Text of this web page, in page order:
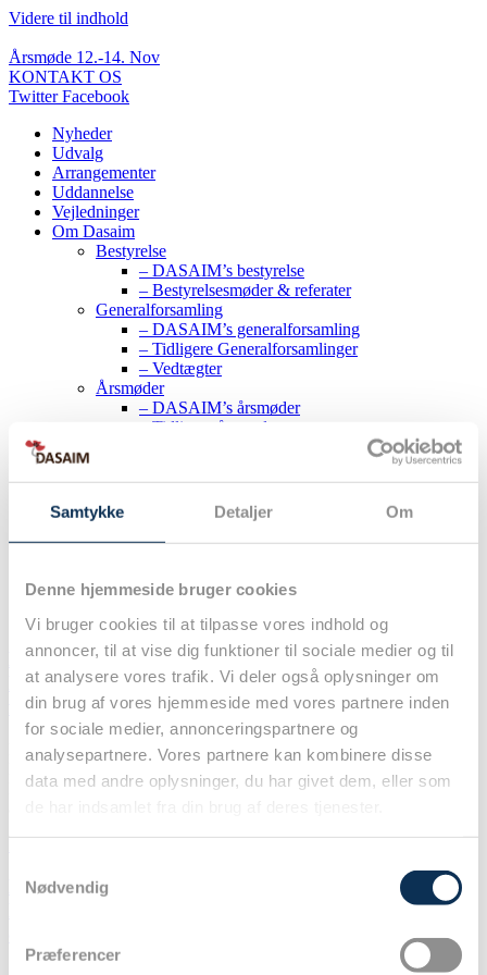
Samtykke Detaljer Om
Denne hjemmeside bruger cookies
Vi bruger cookies til at tilpasse vores indhold og
annoncer, til at vise dig funktioner til sociale medier og til
at analysere vores trafik. Vi deler også oplysninger om
din brug af vores hjemmeside med vores partnere inden
for sociale medier, annonceringspartnere og
analysepartnere. Vores partnere kan kombinere disse
data med andre oplysninger, du har givet dem, eller som
Nødvendig
Præferencer
Videre til indhold
Årsmøde 12.-14. Nov
KONTAKT OS
Twitter Facebook
Nyheder
Udvalg
Arrangementer
Uddannelse
Vejledninger
Om Dasaim
Bestyrelse
– DASAIM’s bestyrelse
– Bestyrelsesmøder & referater
Generalforsamling
– DASAIM’s generalforsamling
– Tidligere Generalforsamlinger
– Vedtægter
Årsmøder
– DASAIM’s årsmøder
– Tidligere årsmøder
Om Dasaim
– Legater
DASAIM holdningspapir: Kompetenceniveau,
kompetencevedligeholdelse og kompetenceudvikling
for præhospitale akutlæger
Præhospitalt og Akutmedicinsk Udvalg Morten Thingemann Bøtker,
Kasper Kragh-Kræmer, Allan Bach, Emilie Bækgaard, Jakob
Danker, Mette Pedersen, og Rikke Meisler Formål At give
National behandlingsanbefaling vedrørende akut